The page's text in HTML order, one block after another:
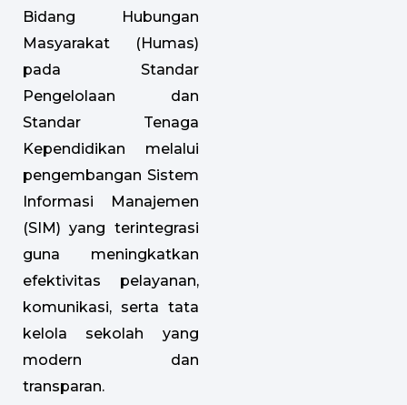
Bidang Hubungan
Masyarakat (Humas)
pada Standar
Pengelolaan dan
Standar Tenaga
Kependidikan melalui
pengembangan Sistem
Informasi Manajemen
(SIM) yang terintegrasi
guna meningkatkan
efektivitas pelayanan,
komunikasi, serta tata
kelola sekolah yang
modern dan
transparan.